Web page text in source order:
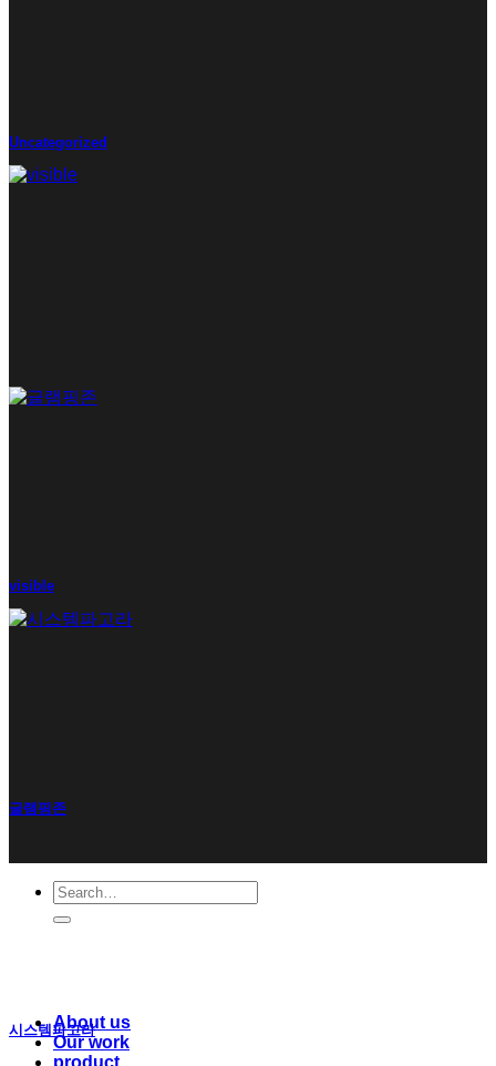
Uncategorized
visible
글램핑존
시스템파고라
Search
for:
About us
Our work
product